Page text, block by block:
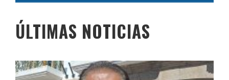
ÚLTIMAS NOTICIAS